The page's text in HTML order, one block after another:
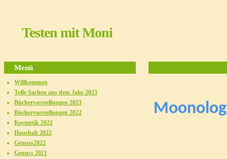
Testen mit Moni
Menü
Willkommen
Tolle Sachen aus dem Jahr 2023
Büchervorstellungen 2023
Büchervorstellungen 2022
Kosmetik 2022
Haushalt 2022
Genuss2022
Genuss 2021